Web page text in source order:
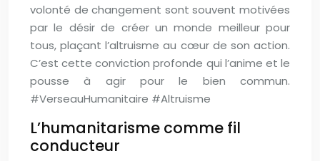
volonté de changement sont souvent motivées
par le désir de créer un monde meilleur pour
tous, plaçant l’altruisme au cœur de son action.
C’est cette conviction profonde qui l’anime et le
pousse à agir pour le bien commun.
#VerseauHumanitaire #Altruisme
L’humanitarisme comme fil
conducteur